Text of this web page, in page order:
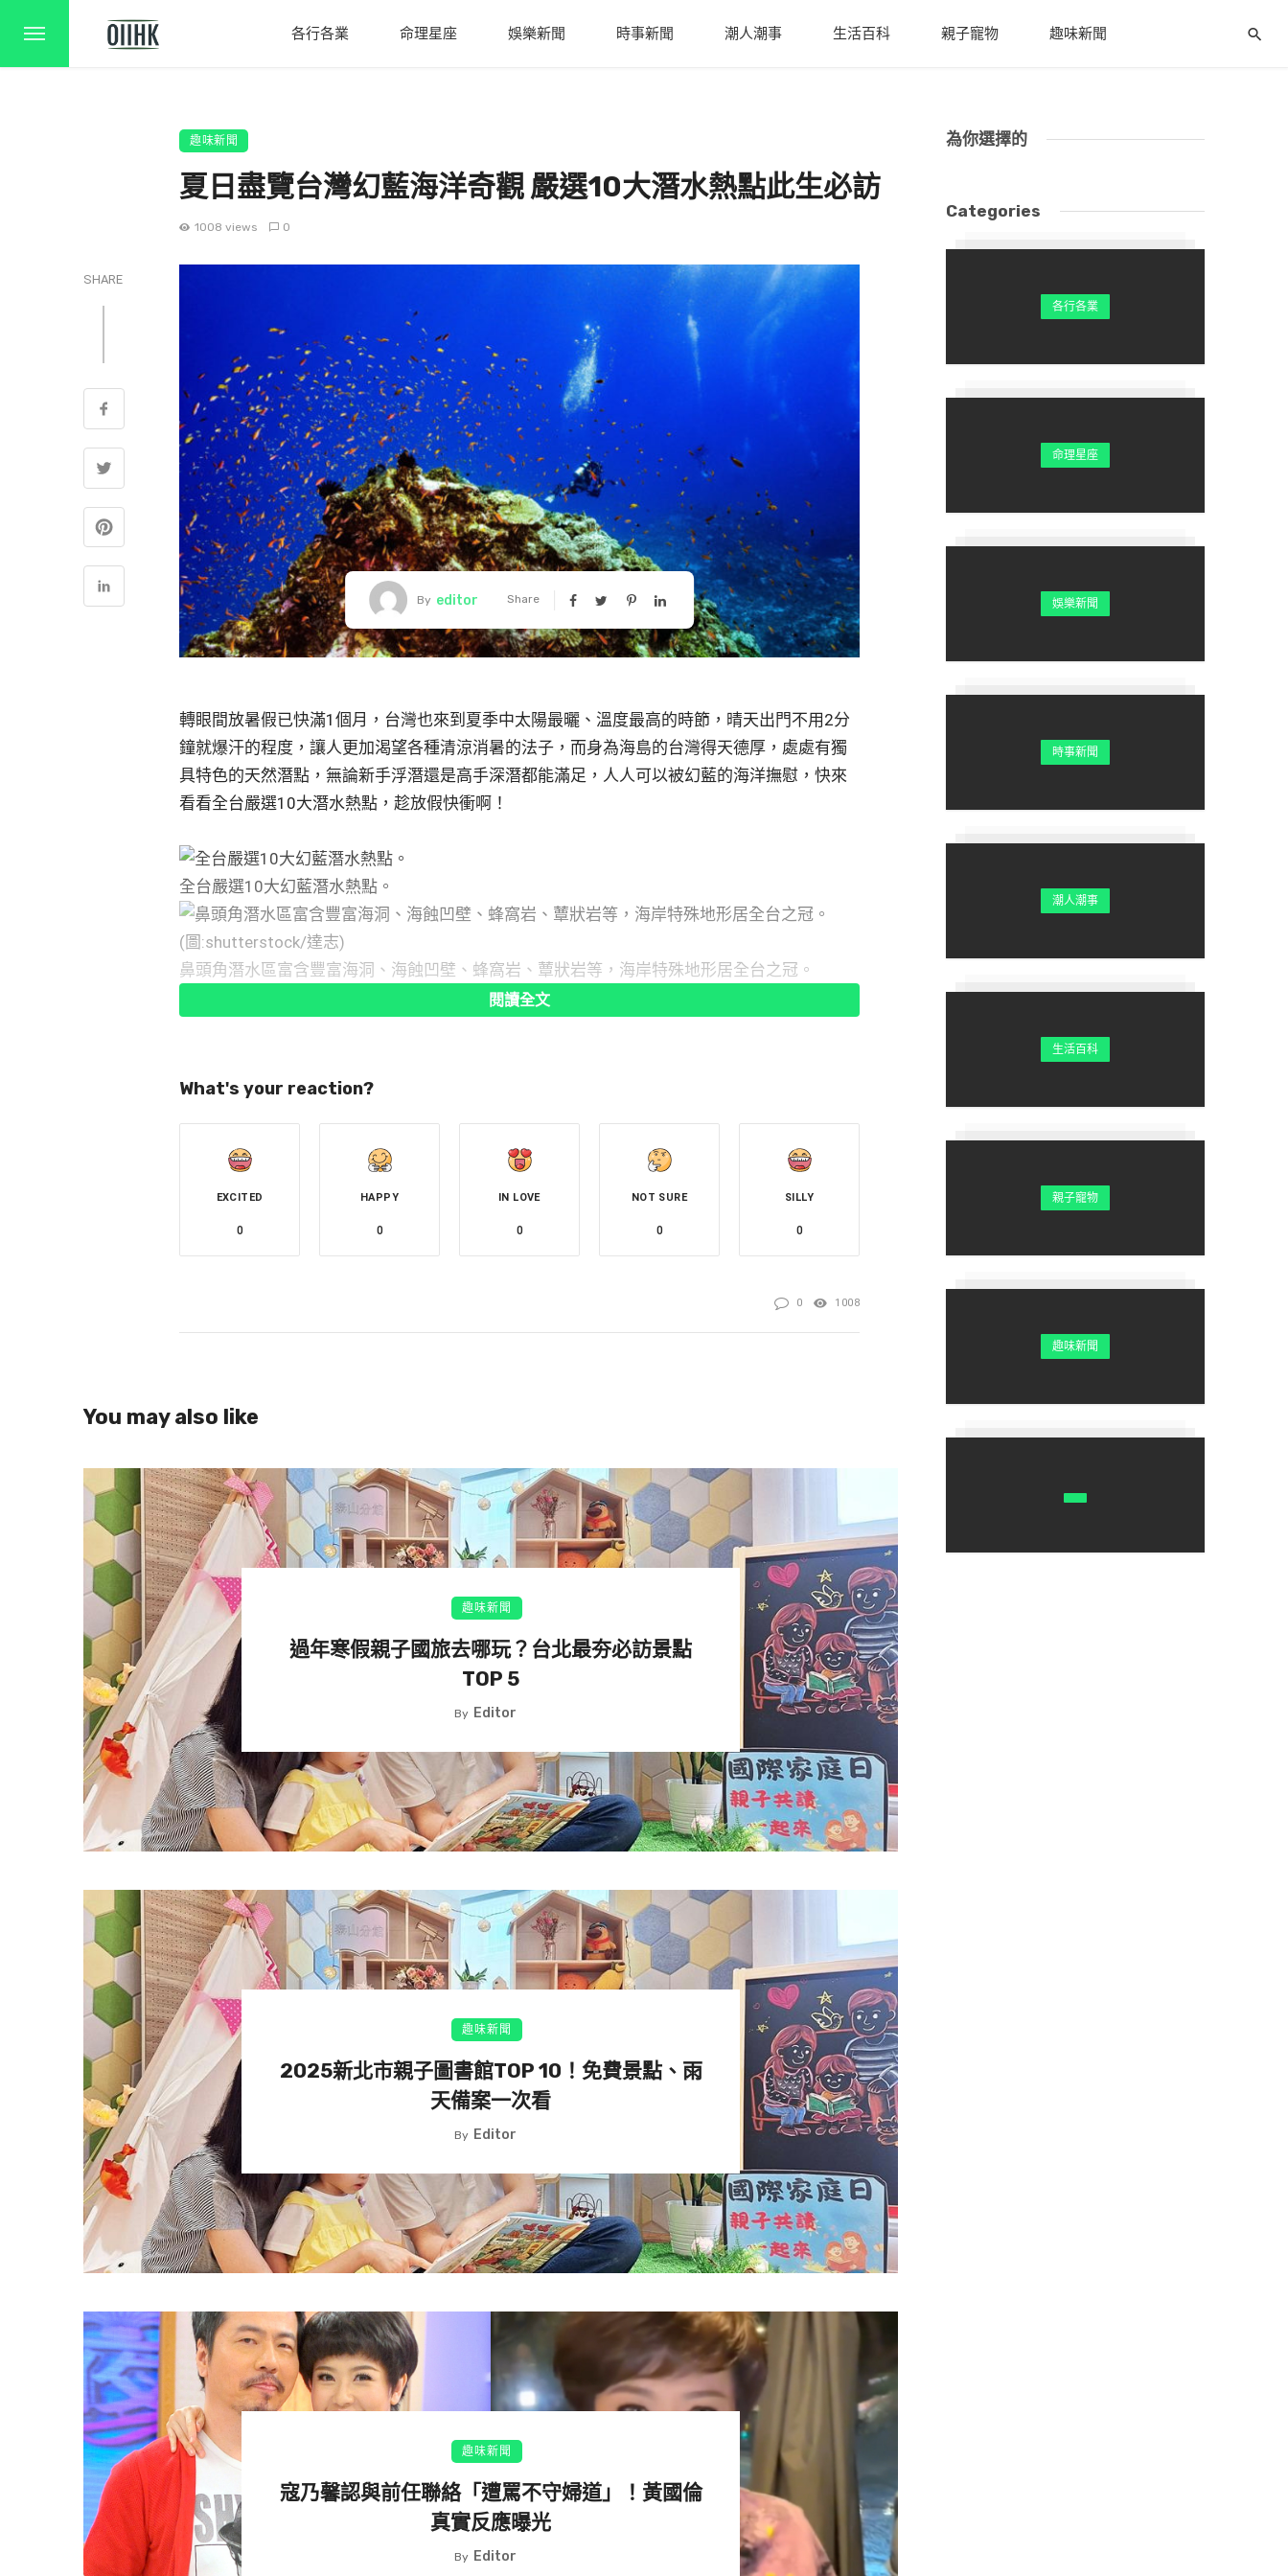
各行各業 命理星座 娛樂新聞 時事新聞 潮人潮事 生活百科 親子寵物 趣味新聞
趣味新聞
夏日盡覽台灣幻藍海洋奇觀 嚴選10大潛水熱點此生必訪
1008 views 0
SHARE
By editor Share
轉眼間放暑假已快滿1個月，台灣也來到夏季中太陽最曬、溫度最高的時節，晴天出門不用2分
鐘就爆汗的程度，讓人更加渴望各種清涼消暑的法子，而身為海島的台灣得天德厚，處處有獨
具特色的天然潛點，無論新手浮潛還是高手深潛都能滿足，人人可以被幻藍的海洋撫慰，快來
看看全台嚴選10大潛水熱點，趁放假快衝啊！
全台嚴選10大幻藍潛水熱點。
鼻頭角潛水區富含豐富海洞、海蝕凹壁、蜂窩岩、蕈狀岩等，海岸特殊地形居全台之冠。
鼻頭角潛水區／新北市瑞芳區
是，豆腐岩、蜂窩岩、蕈狀岩等特殊地形數量居全台之冠，因此成為潛水愛好者的天堂，也因
為有各式各樣的天然岩石作為屏障，孕育保護了許多海中生命，鼻頭角一帶的海洋生態極為豐
富，在此能欣賞各式熱帶魚，還有機會親眼目睹烏賊群，珊瑚、海葵、海螅等，種類多而繽
龍洞 1.5 號潛點／新北市貢寮區
位於新北市貢寮區的龍洞，是相當知名的海洋戲水景點，而位於龍洞灣公園旁、潛水客棧對面
的1.5號潛點，是北台灣深受歡迎的潛水熱點之一，由下水點出發後，設有方向指示，跟著前
進，就能輕鬆抵達礁沙交界處，相當貼心。
龍洞潛水區每年都設置軟絲復育產房，潛水客可近距離觀察軟絲的繁殖過程與生態，非常珍
稀，同時，礁岩縫隙中藏著滿滿微距生物，豐富的生態讓人在潛水過程中驚喜不斷，但須注
意，潛水時動作宜輕柔，避免打擾軟絲及海洋生物，維護美麗海域永續發展人人有責，另外，
因該潛點位於迎風面，東北季風時節浪況變化大，此時不宜下水，出遊前需多加注意天氣情
況。
龜山島牛奶海夢幻的色澤，來自於海底溫泉與海水相遇融合的成果。(圖:shutterstock/達志)
龜山島牛奶海／宜蘭縣頭城鎮
位於宜蘭頭城鎮的龜山島周邊的牛奶海又名「陰陽海」，成因為龜山島活火山持續湧出海底溫
泉，與海水相遇混合後，呈現乳白與天空藍漸層的色澤，如此奇幻美麗的自然景觀，讓牛奶海
成為近年攝影玩家與潛水愛好者熱愛造訪的秘境，分享的美照爆紅，讓牛奶海成為新興打卡潛
點。
閱讀全文
What's your reaction?
EXCITED
0
HAPPY
0
IN LOVE
0
NOT SURE
0
SILLY
0
0 1008
You may also like
趣味新聞
過年寒假親子國旅去哪玩？台北最夯必訪景點
TOP 5
By Editor
趣味新聞
2025新北市親子圖書館TOP 10！免費景點、雨
天備案一次看
By Editor
趣味新聞
寇乃馨認與前任聯絡「遭罵不守婦道」！黃國倫
真實反應曝光
By Editor
為你選擇的
Categories
各行各業
命理星座
娛樂新聞
時事新聞
潮人潮事
生活百科
親子寵物
趣味新聞